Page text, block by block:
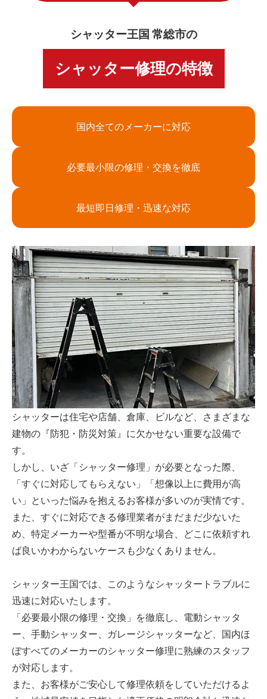
シャッター王国 常総市の
シャッター修理の特徴
国内全てのメーカーに対応
必要最小限の修理・交換を徹底
最短即日修理・迅速な対応
シャッターは住宅や店舗、倉庫、ビルなど、さまざまな
建物の『防犯・防災対策』に欠かせない重要な設備で
す。
しかし、いざ「シャッター修理」が必要となった際、
「すぐに対応してもらえない」「想像以上に費用が高
い」といった悩みを抱えるお客様が多いのが実情です。
また、すぐに対応できる修理業者がまだまだ少ないた
め、特定メーカーや型番が不明な場合、どこに依頼すれ
ば良いかわからないケースも少なくありません。
シャッター王国では、このようなシャッタートラブルに
迅速に対応いたします。
「必要最小限の修理・交換」を徹底し、電動シャッタ
ー、手動シャッター、ガレージシャッターなど、国内ほ
ぼすべてのメーカーのシャッター修理に熟練のスタッフ
が対応します。
また、お客様がご安心して修理依頼をしていただけるよ